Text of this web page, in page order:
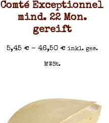
Comté Exceptionnel
mind. 22 Mon.
gereift
5,45 €– 46,50 € inkl. ges.
MWSt.